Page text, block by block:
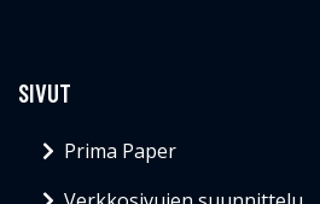
SIVUT
Prima Paper